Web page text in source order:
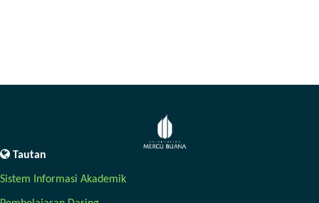
Tautan
Sistem Informasi Akademik